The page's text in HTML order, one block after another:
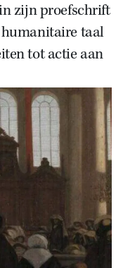
Zoek
zijn proefschrift
taal
tot actie aan